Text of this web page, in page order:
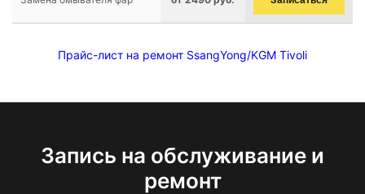
Прайс-лист на ремонт SsangYong/KGM Tivoli
Запись на обслуживание и
ремонт